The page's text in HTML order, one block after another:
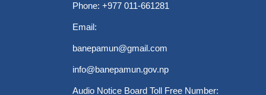
Phone: +977 011-661281
Email:
banepamun@gmail.com
info@banepamun.gov.np
Audio Notice Board Toll Free Number: